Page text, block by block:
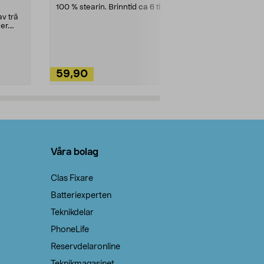
trä
100 % stearin. Brinntid ca 6 tim.
59,90
Våra bolag
Clas Fixare
Batteriexperten
Teknikdelar
PhoneLife
Reservdelaronline